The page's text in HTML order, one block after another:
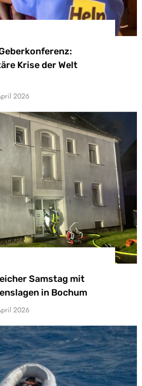
Krise der Welt
2026
Samstag mit
in Bochum
2026